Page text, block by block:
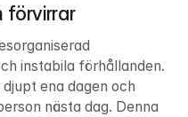
förvirrar
instabila förhållanden.
ena dagen och
nästa dag. Denna